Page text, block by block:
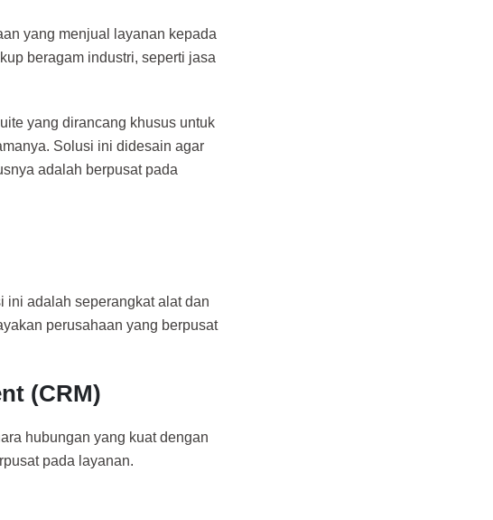
yang menjual layanan kepada
beragam industri, seperti jasa
yang dirancang khusus untuk
Solusi ini didesain agar
adalah berpusat pada
ini adalah seperangkat alat dan
perusahaan yang berpusat
(CRM)
hubungan yang kuat dengan
pada layanan.